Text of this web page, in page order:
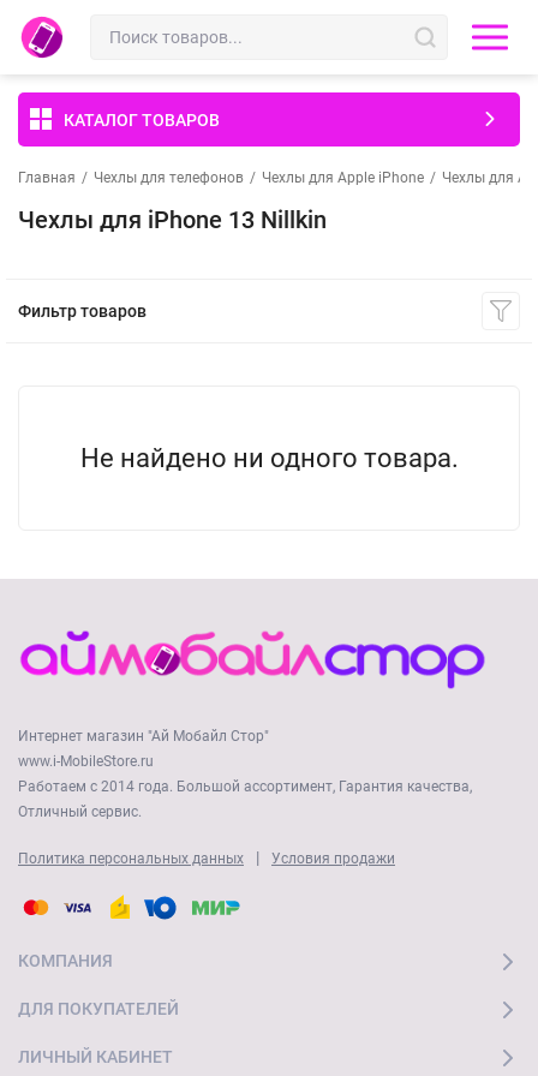
КАТАЛОГ ТОВАРОВ
Главная / Чехлы для телефонов / Чехлы для Apple iPhone / Чехлы для
Чехлы для iPhone 13 Nillkin
Фильтр товаров
Не найдено ни одного товара.
Интернет магазин "Ай Мобайл Стор"
www.i-MobileStore.ru
Работаем с 2014 года. Большой ассортимент, Гарантия качества,
Отличный сервис.
Политика персональных данных | Условия продажи
КОМПАНИЯ
ДЛЯ ПОКУПАТЕЛЕЙ
ЛИЧНЫЙ КАБИНЕТ